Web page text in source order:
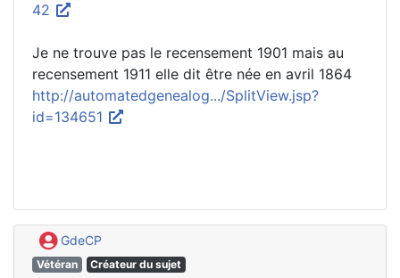
42
Je ne trouve pas le recensement 1901 mais au
recensement 1911 elle dit être née en avril 1864
http://automatedgenealog.../SplitView.jsp?
id=134651
GdeCP
Vétéran Créateur du sujet